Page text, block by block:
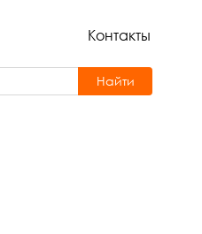
Контакты
Найти